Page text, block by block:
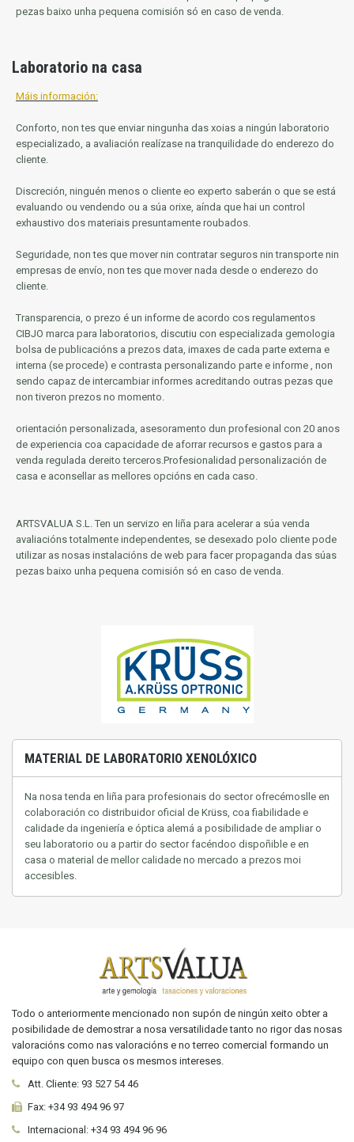
pezas baixo unha pequena comisión só en caso de venda.
Laboratorio na casa
Máis información:
Conforto, non tes que enviar ningunha das xoias a ningún laboratorio
especializado, a avaliación realízase na tranquilidade do enderezo do
cliente.
Discreción, ninguén menos o cliente eo experto saberán o que se está
evaluando ou vendendo ou a súa orixe, aínda que hai un control
exhaustivo dos materiais presuntamente roubados.
Seguridade, non tes que mover nin contratar seguros nin transporte nin
empresas de envío, non tes que mover nada desde o enderezo do
cliente.
Transparencia, o prezo é un informe de acordo cos regulamentos
CIBJO marca para laboratorios, discutiu con especializada gemologia
bolsa de publicacións a prezos data, imaxes de cada parte externa e
interna (se procede) e contrasta personalizando parte e informe , non
sendo capaz de intercambiar informes acreditando outras pezas que
non tiveron prezos no momento.
orientación personalizada, asesoramento dun profesional con 20 anos
de experiencia coa capacidade de aforrar recursos e gastos para a
venda regulada dereito terceros.Profesionalidad personalización de
casa e aconsellar as mellores opcións en cada caso.
ARTSVALUA S.L. Ten un servizo en liña para acelerar a súa venda
avaliacións totalmente independentes, se desexado polo cliente pode
utilizar as nosas instalacións de web para facer propaganda das súas
pezas baixo unha pequena comisión só en caso de venda.
MATERIAL DE LABORATORIO XENOLÓXICO
Na nosa tenda en liña para profesionais do sector ofrecémoslle en
colaboración co distribuidor oficial de Krüss, coa fiabilidade e
calidade da ingeniería e óptica alemá a posibilidade de ampliar o
seu laboratorio ou a partir do sector facéndoo dispoñible e en
casa o material de mellor calidade no mercado a prezos moi
accesibles.
Todo o anteriormente mencionado non supón de ningún xeito obter a
posibilidade de demostrar a nosa versatilidade tanto no rigor das nosas
valoracións como nas valoracións e no terreo comercial formando un
equipo con quen busca os mesmos intereses.
Att. Cliente: 93 527 54 46
Fax: +34 93 494 96 97
Internacional: +34 93 494 96 96